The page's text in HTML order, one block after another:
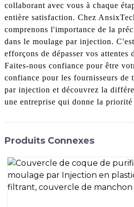
collaborant avec vous à chaque
entière satisfaction. Chez
comprenons l'importance de la
dans le moulage par injection.
efforçons de dépasser vos attentes
Faites-nous confiance pour être
confiance pour les fournisseurs de
par injection et découvrez la
une entreprise qui donne la
Produits Connexes